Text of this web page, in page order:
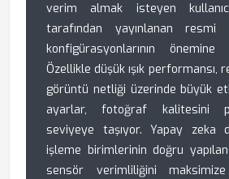
verim almak isteyen
tarafından yayınlanan resmi
konfigürasyonlarının
Özellikle düşük ışık performansı,
görüntü netliği üzerinde büyük
ayarlar, fotoğraf kalitesini
seviyeye taşıyor. Yapay zeka
işleme birimlerinin doğru
sensör verimliliğini